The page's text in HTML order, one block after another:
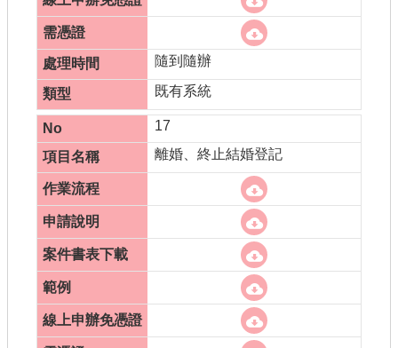
隨到隨辦
既有系統
17
離婚、終止結婚登記